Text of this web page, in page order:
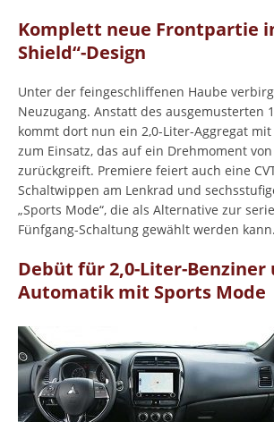
Komplett neue Frontpartie
Shield“-Design
Unter der feingeschliffenen Haube
Neuzugang. Anstatt des ausgemusterten
kommt dort nun ein 2,0-Liter-Aggregat mit
zum Einsatz, das auf ein Drehmoment
zurückgreift. Premiere feiert auch eine
Schaltwippen am Lenkrad und
„Sports Mode“, die als Alternative zur
Fünfgang-Schaltung gewählt werden kann.
Debüt für 2,0-Liter-Benziner
Automatik mit Sports Mode